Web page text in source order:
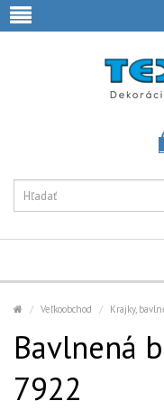
Veľkoobchod Krajky,
Bavlnená
7922